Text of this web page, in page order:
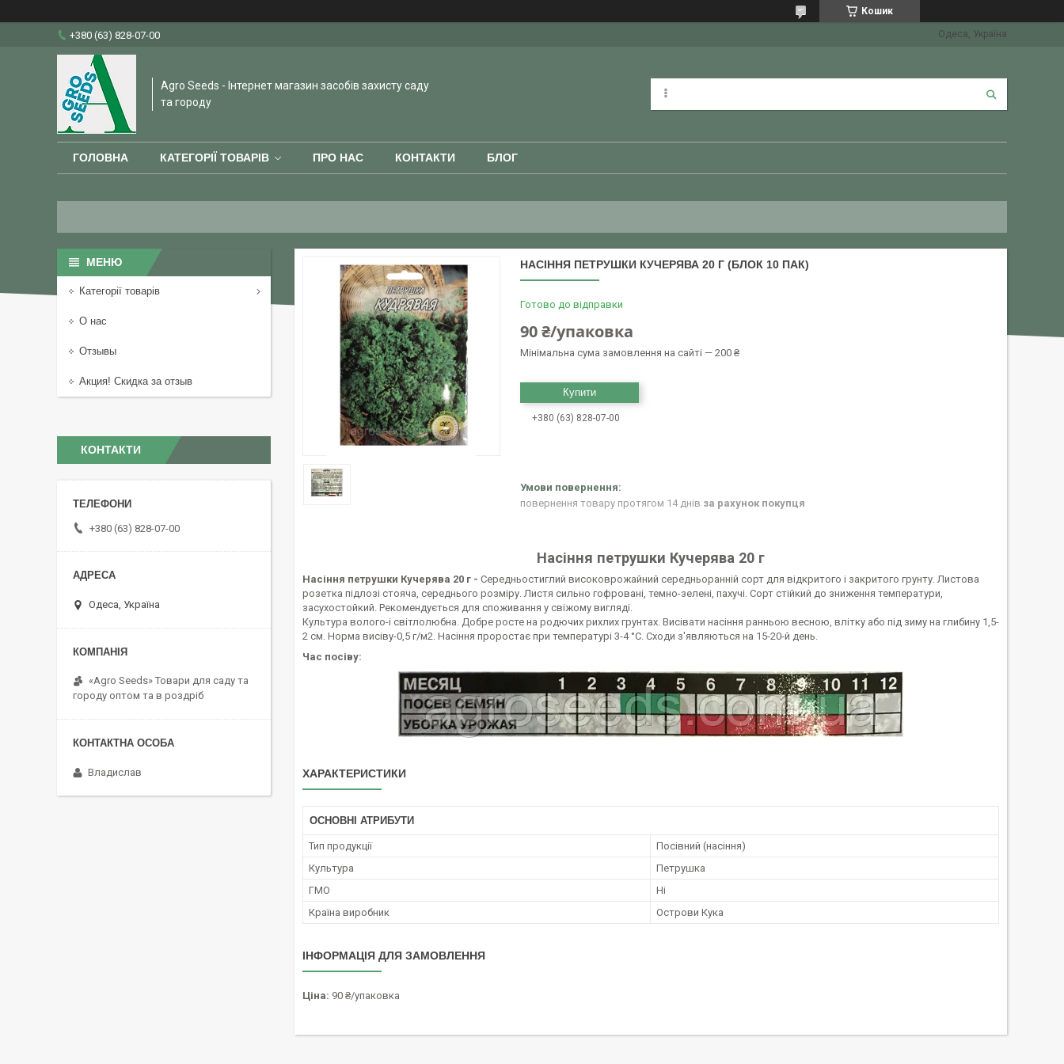
Кошик
+380 (63) 828-07-00 Одеса, Україна
Agro Seeds - Інтернет магазин засобів захисту саду
та городу
ГОЛОВНА КАТЕГОРІЇ ТОВАРІВ ПРО НАС КОНТАКТИ БЛОГ
НАСІННЯ ПЕТРУШКИ КУЧЕРЯВА 20 Г (БЛОК 10 ПАК)
Готово до відправки
90 ₴/упаковка
Мінімальна сума замовлення на сайті — 200 ₴
Купити
+380 (63) 828-07-00
повернення товару протягом 14 днів за рахунок покупця
Насіння петрушки Кучерява 20 г
Насіння петрушки Кучерява 20 г - Середньостиглий високоврожайний середньоранній сорт для відкритого і закритого грунту. Листова
розетка підлозі стояча, середнього розміру. Листя сильно гофровані, темно-зелені, пахучі. Сорт стійкий до зниження температури,
засухостойкий. Рекомендується для споживання у свіжому вигляді.
Культура волого-і світлолюбна. Добре росте на родючих рихлих грунтах. Висівати насіння ранньою весною, влітку або під зиму на глибину 1,5-
2 см. Норма висіву-0,5 г/м2. Насіння проростає при температурі 3-4 °C. Сходи з'являються на 15-20-й день.
Час посіву:
ХАРАКТЕРИСТИКИ
ОСНОВНІ АТРИБУТИ
Тип продукції
Посівний (насіння)
Культура
Петрушка
ГМО
Ні
Країна виробник
Острови Кука
ІНФОРМАЦІЯ ДЛЯ ЗАМОВЛЕННЯ
Ціна: 90 ₴/упаковка
Категорії товарів
О нас
Отзывы
Акция! Скидка за отзыв
КОНТАКТИ
+380 (63) 828-07-00
Одеса, Україна
«Agro Seeds» Товари для саду та
городу оптом та в роздріб
Владислав